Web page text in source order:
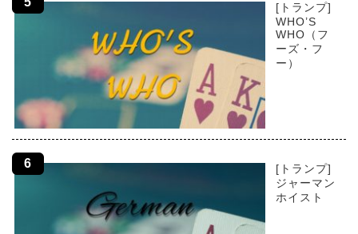
[トランプ]
WHO’S
WHO（フ
ーズ・フ
ー）
[トランプ]
ジャーマン
ホイスト